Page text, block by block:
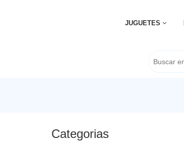
JUGUETES
Categorias